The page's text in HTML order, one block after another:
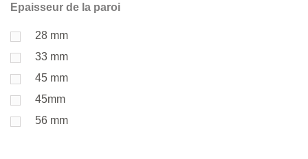
Epaisseur de la paroi
28 mm
33 mm
45 mm
45mm
56 mm